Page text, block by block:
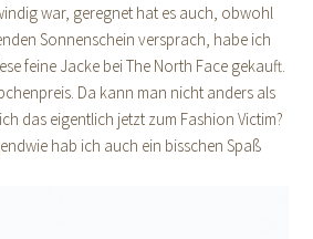
war, geregnet hat es auch, obwohl
Sonnenschein versprach, habe ich
feine Jacke bei The North Face gekauft.
Da kann man nicht anders als
das eigentlich jetzt zum Fashion Victim?
hab ich auch ein bisschen Spaß